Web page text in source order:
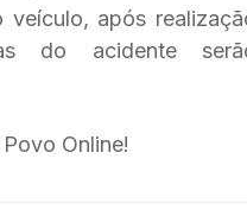
após
do acidente
Online!